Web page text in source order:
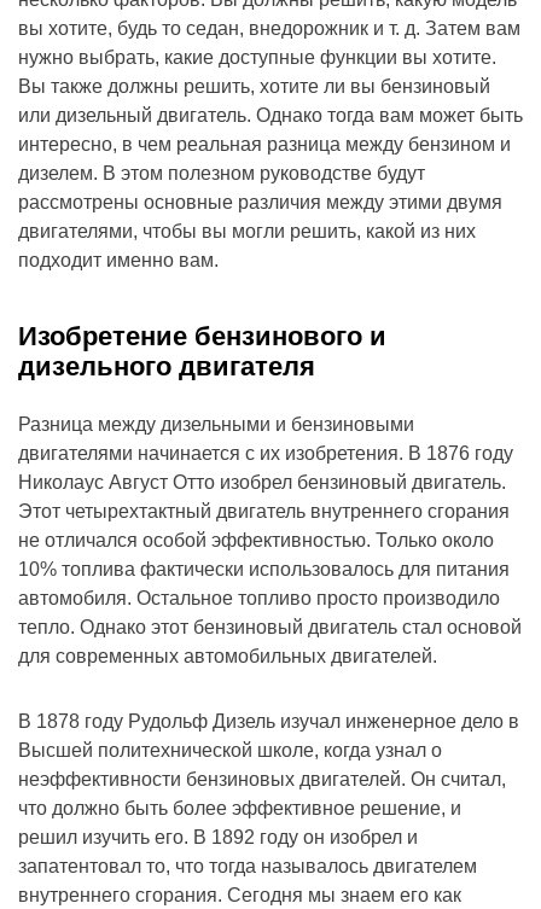
вы хотите, будь то седан, внедорожник и т. д. Затем вам
нужно выбрать, какие доступные функции вы хотите.
Вы также должны решить, хотите ли вы бензиновый
или дизельный двигатель. Однако тогда вам может быть
интересно, в чем реальная разница между бензином и
дизелем. В этом полезном руководстве будут
рассмотрены основные различия между этими двумя
двигателями, чтобы вы могли решить, какой из них
подходит именно вам.
Изобретение бензинового и
дизельного двигателя
Разница между дизельными и бензиновыми
двигателями начинается с их изобретения. В 1876 году
Николаус Август Отто изобрел бензиновый двигатель.
Этот четырехтактный двигатель внутреннего сгорания
не отличался особой эффективностью. Только около
10% топлива фактически использовалось для питания
автомобиля. Остальное топливо просто производило
тепло. Однако этот бензиновый двигатель стал основой
для современных автомобильных двигателей.
В 1878 году Рудольф Дизель изучал инженерное дело в
Высшей политехнической школе, когда узнал о
неэффективности бензиновых двигателей. Он считал,
что должно быть более эффективное решение, и
решил изучить его. В 1892 году он изобрел и
запатентовал то, что тогда называлось двигателем
внутреннего сгорания. Сегодня мы знаем его как